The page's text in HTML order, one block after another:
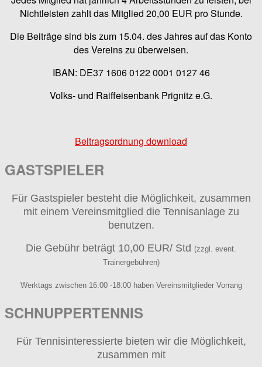
Nichtleisten zahlt das Mitglied 20,00 EUR pro Stunde.
Die Beiträge sind bis zum 15.04. des Jahres auf das Konto
des Vereins zu überweisen.
IBAN: DE37 1606 0122 0001 0127 46
Volks- und Raiffeisenbank Prignitz e.G.
Beitragsordnung download
GASTSPIELER
Für Gastspieler besteht die Möglichkeit, zusammen
mit einem Vereinsmitglied die Tennisanlage zu
benutzen.
Die Gebühr beträgt 10,00 EUR/ Std (zzgl. event.
Trainergebühren)
Werktags zwischen 16:00 -18:00 haben Vereinsmitglieder Vorrang
SCHNUPPERTENNIS
Für Tennisinteressierte bieten wir die Möglichkeit,
zusammen mit